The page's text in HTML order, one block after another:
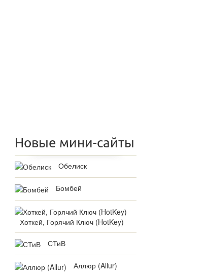
Новые мини-сайты
Обелиск
Бомбей
Хоткей, Горячий Ключ (HotKey)
СТиВ
Аллюр (Allur)